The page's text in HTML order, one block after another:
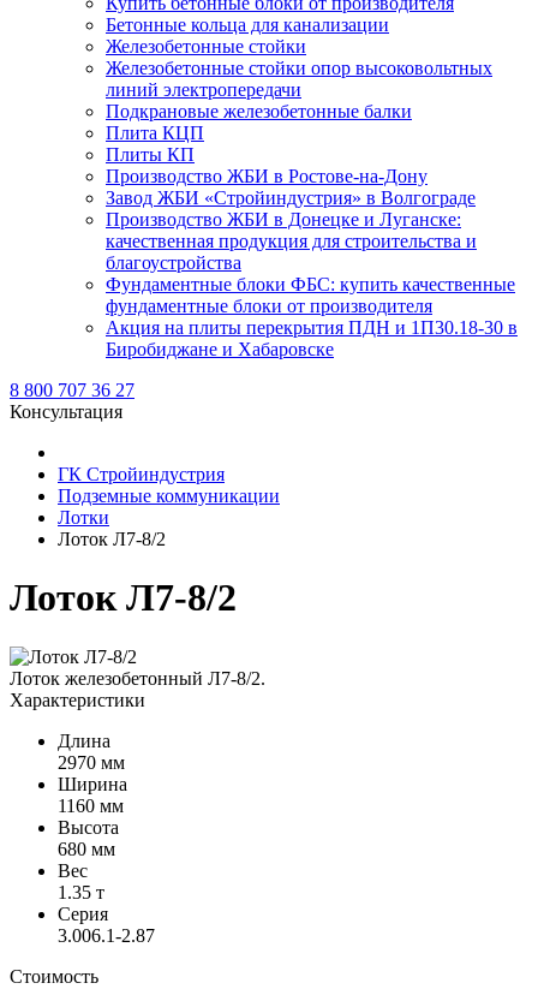
Бетонные кольца для канализации
Железобетонные стойки
Железобетонные стойки опор высоковольтных
линий электропередачи
Подкрановые железобетонные балки
Плита КЦП
Плиты КП
Производство ЖБИ в Ростове-на-Дону
Завод ЖБИ «Стройиндустрия» в Волгограде
Производство ЖБИ в Донецке и Луганске:
качественная продукция для строительства и
благоустройства
Фундаментные блоки ФБС: купить качественные
фундаментные блоки от производителя
Акция на плиты перекрытия ПДН и 1П30.18-30 в
Биробиджане и Хабаровске
8 800 707 36 27
Консультация
ГК Стройиндустрия
Подземные коммуникации
Лотки
Лоток Л7-8/2
Лоток Л7-8/2
Лоток железобетонный Л7-8/2.
Характеристики
Длина
2970 мм
Ширина
1160 мм
Высота
680 мм
Вес
1.35 т
Серия
3.006.1-2.87
Стоимость